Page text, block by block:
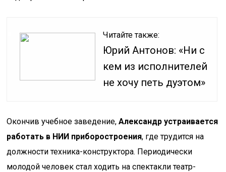
Читайте также:
Юрий Антонов: «Ни с
кем из исполнителей
не хочу петь дуэтом»
Окончив учебное заведение,Александр устраивается
работать в НИИ приборостроения, где трудится на
должности техника-конструктора. Периодически
молодой человек стал ходить на спектакли театр-